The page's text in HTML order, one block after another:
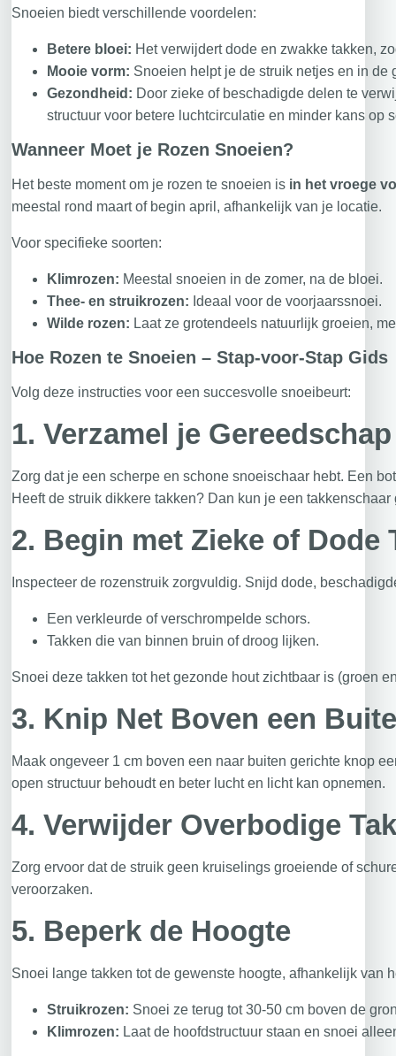
Snoeien biedt verschillende voordelen:
Betere bloei: Het verwijdert dode en zwakke takken,
Mooie vorm: Snoeien helpt je de struik netjes en in de
Gezondheid: Door zieke of beschadigde delen te
structuur voor betere luchtcirculatie en minder kans op
Wanneer Moet je Rozen Snoeien?
Het beste moment om je rozen te snoeien is in het vroege
meestal rond maart of begin april, afhankelijk van je locatie.
Voor specifieke soorten:
Klimrozen: Meestal snoeien in de zomer, na de bloei.
Thee- en struikrozen: Ideaal voor de voorjaarssnoei.
Wilde rozen: Laat ze grotendeels natuurlijk groeien,
Hoe Rozen te Snoeien – Stap-voor-Stap Gids
Volg deze instructies voor een succesvolle snoeibeurt:
1. Verzamel je Gereedschap
Zorg dat je een scherpe en schone snoeischaar hebt. Een
Heeft de struik dikkere takken? Dan kun je een takkenschaar
2. Begin met Zieke of Dode
Inspecteer de rozenstruik zorgvuldig. Snijd dode,
Een verkleurde of verschrompelde schors.
Takken die van binnen bruin of droog lijken.
Snoei deze takken tot het gezonde hout zichtbaar is (groen
3. Knip Net Boven een
Maak ongeveer 1 cm boven een naar buiten gerichte knop
open structuur behoudt en beter lucht en licht kan opnemen.
4. Verwijder Overbodige
Zorg ervoor dat de struik geen kruiselings groeiende of
veroorzaken.
5. Beperk de Hoogte
Snoei lange takken tot de gewenste hoogte, afhankelijk van
Struikrozen: Snoei ze terug tot 30-50 cm boven de
Klimrozen: Laat de hoofdstructuur staan en snoei